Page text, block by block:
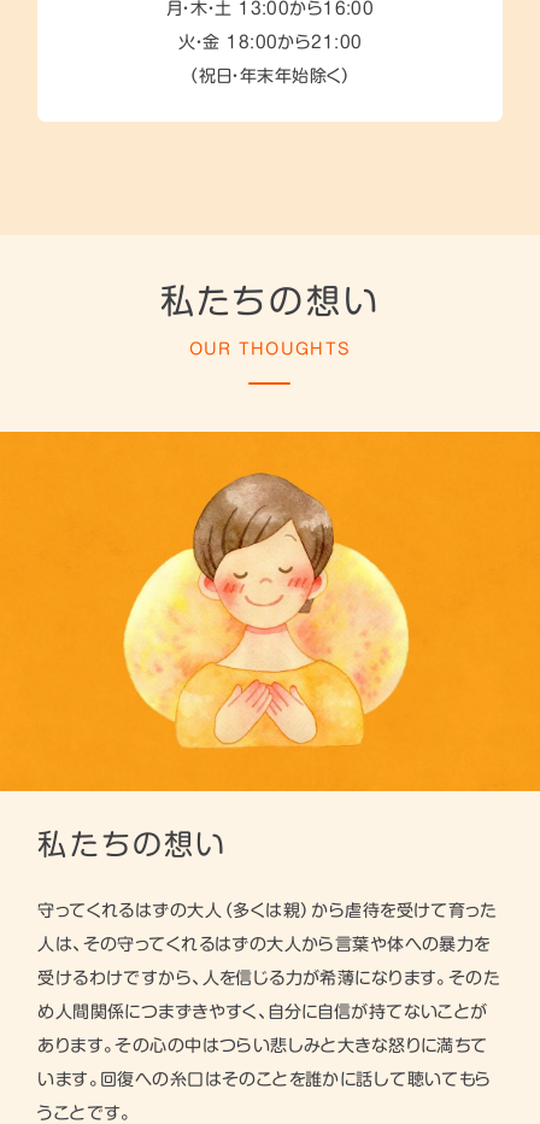
月・木・土 13:00から16:00
火・金 18:00から21:00
（祝日・年末年始除く）
私たちの想い
OUR THOUGHTS
私たちの想い
守ってくれるはずの大人（多くは親）から虐待を受けて育った
人は、その守ってくれるはずの大人から言葉や体への暴力を
受けるわけですから、人を信じる力が希薄になります。そのた
め人間関係につまずきやすく、自分に自信が持てないことが
あります。その心の中はつらい悲しみと大きな怒りに満ちて
います。回復への糸口はそのことを誰かに話して聴いてもら
うことです。